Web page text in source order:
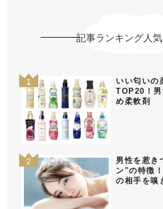
記事ランキング人
いい匂いの
TOP20！
め柔軟剤
男性を惹き
ン"の特徴
の相手を嗅